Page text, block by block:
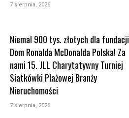
7 sierpnia, 2026
Niemal 900 tys. złotych dla fundacji
Dom Ronalda McDonalda Polska! Za
nami 15. JLL Charytatywny Turniej
Siatkówki Plażowej Branży
Nieruchomości
7 sierpnia, 2026